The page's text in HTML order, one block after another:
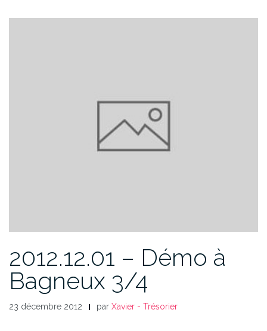
2012.12.01 – Démo à
Bagneux 3/4
23 décembre 2012 par Xavier - Trésorier